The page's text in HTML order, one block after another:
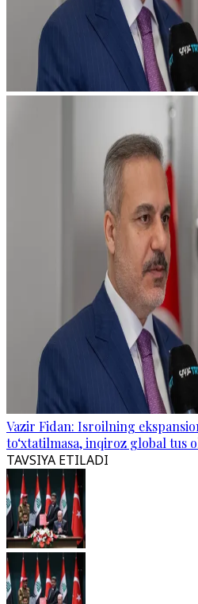
Vazir Fidan: Isroilning
to‘xtatilmasa, inqiroz global tus
TAVSIYA ETILADI